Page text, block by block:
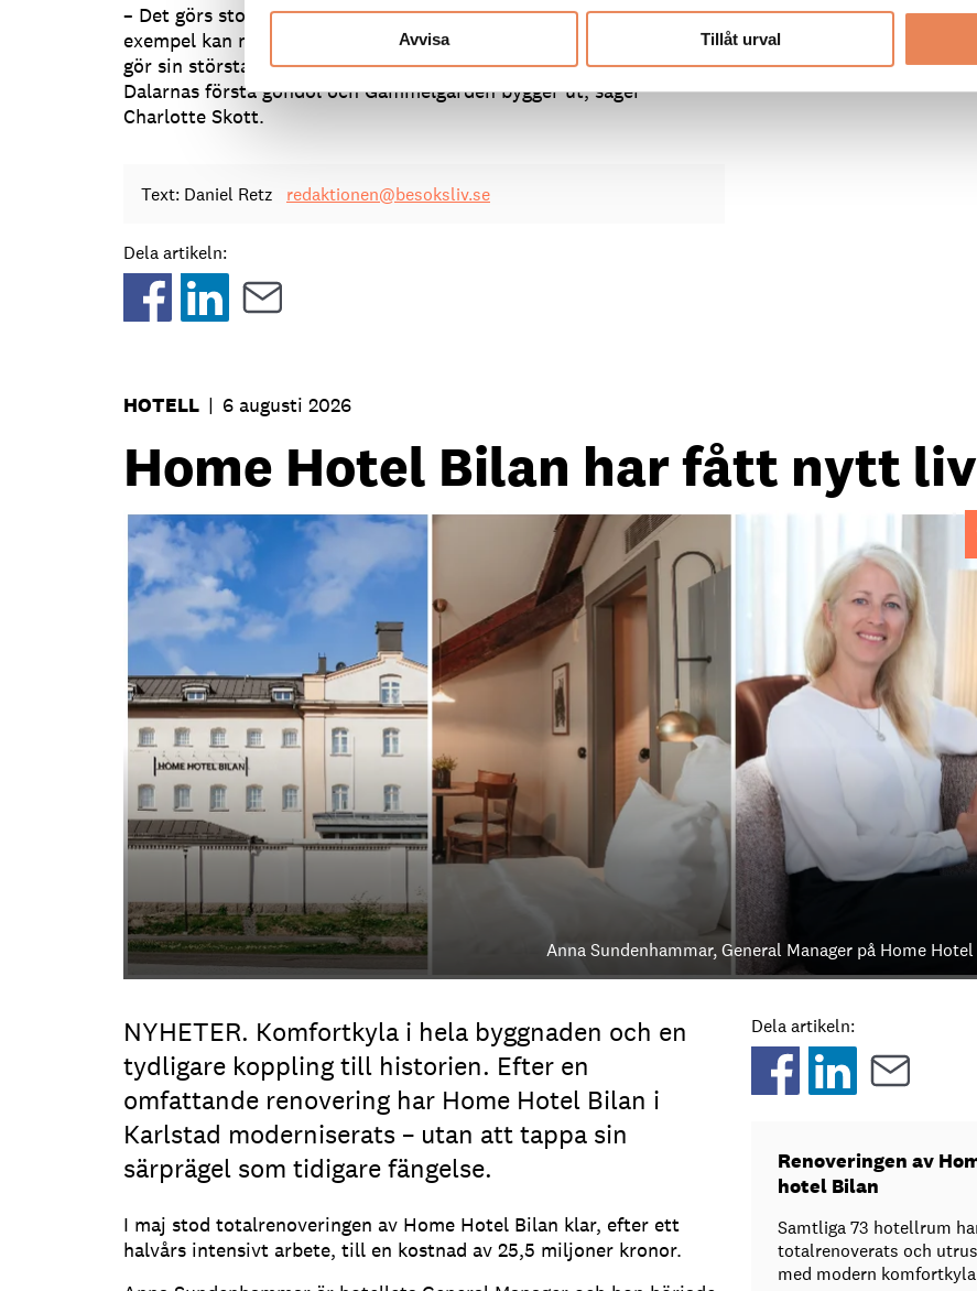
Avvisa Tillåt urval
– Det görs stora investeringar på alla våra skidanläggningar. Som
exempel kan nämnas att Stöten bygger en ny sexstolslift. Kläppen
gör sin största investering någonsin, med 90 miljoner kronor till
Dalarnas första gondol och Gammelgården bygger ut, säger
Charlotte Skott.
Text: Daniel Retz redaktionen@besoksliv.se
Dela artikeln:
HOTELL | 6 augusti 2026
Home Hotel Bilan har fått nytt liv
Anna Sundenhammar, General Manager på Home
NYHETER. Komfortkyla i hela byggnaden och en
tydligare koppling till historien. Efter en
omfattande renovering har Home Hotel Bilan i
Karlstad moderniserats – utan att tappa sin
särprägel som tidigare fängelse.
I maj stod totalrenoveringen av Home Hotel Bilan klar, efter ett
halvårs intensivt arbete, till en kostnad av 25,5 miljoner kronor.
Dela artikeln:
Renoveringen av
hotel Bilan
Samtliga 73 hotellrum
totalrenoverats och
med modern